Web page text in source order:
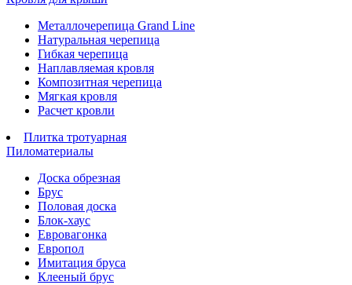
Металлочерепица Grand Line
Натуральная черепица
Гибкая черепица
Наплавляемая кровля
Композитная черепица
Мягкая кровля
Расчет кровли
Плитка тротуарная
Пиломатериалы
Доска обрезная
Брус
Половая доска
Блок-хаус
Евровагонка
Европол
Имитация бруса
Клееный брус